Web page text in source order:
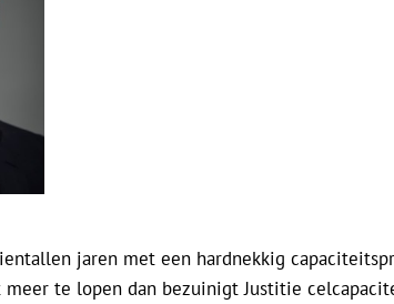
jaren met een hardnekkig
meer te lopen dan bezuinigt Justitie